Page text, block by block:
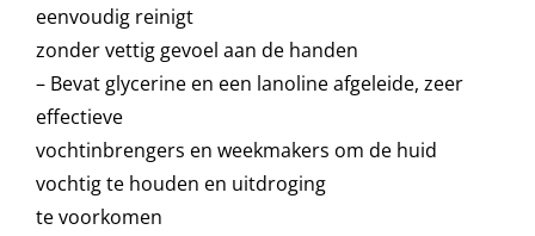
eenvoudig reinigt
zonder vettig gevoel aan de handen
– Bevat glycerine en een lanoline afgeleide, zeer
effectieve
vochtinbrengers en weekmakers om de huid
vochtig te houden en uitdroging
te voorkomen